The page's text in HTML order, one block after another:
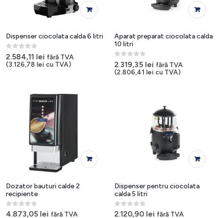
Dispenser ciocolata calda 6 litri
0out of 5
2.584,11 lei fără TVA
(3.126,78 lei cu TVA)
Aparat preparat ciocolata calda
10 litri
0out of 5
2.319,35 lei fără TVA
(2.806,41 lei cu TVA)
Dozator bauturi calde 2
recipiente
0out of 5
4.873,05 lei fără TVA
Dispenser pentru ciocolata
calda 5 litri
0out of 5
2.120,90 lei fără TVA